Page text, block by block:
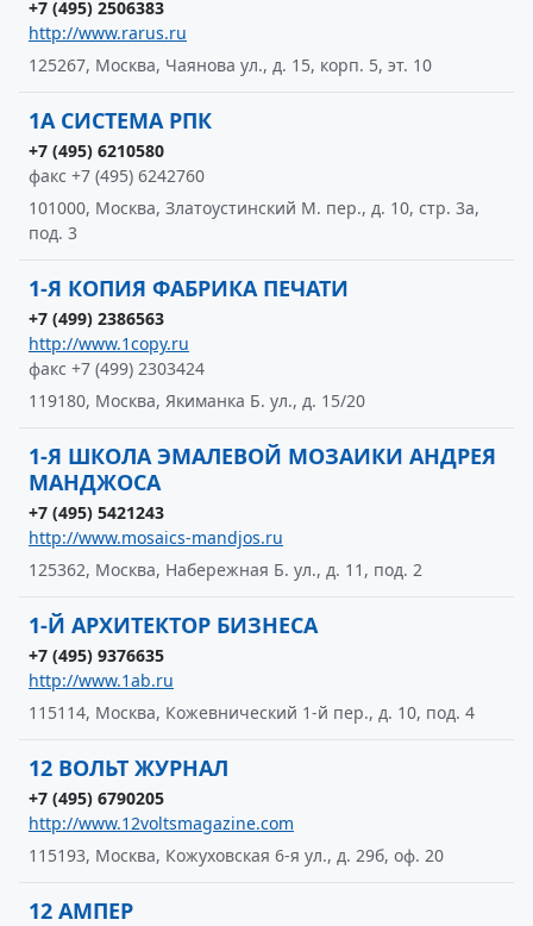
+7 (495) 2506383
http://www.rarus.ru
125267, Москва, Чаянова ул., д. 15, корп. 5, эт. 10
1А СИСТЕМА РПК
+7 (495) 6210580
факс +7 (495) 6242760
101000, Москва, Златоустинский М. пер., д. 10, стр. 3а,
под. 3
1-Я КОПИЯ ФАБРИКА ПЕЧАТИ
+7 (499) 2386563
http://www.1copy.ru
факс +7 (499) 2303424
119180, Москва, Якиманка Б. ул., д. 15/20
1-Я ШКОЛА ЭМАЛЕВОЙ МОЗАИКИ АНДРЕЯ
МАНДЖОСА
+7 (495) 5421243
http://www.mosaics-mandjos.ru
125362, Москва, Набережная Б. ул., д. 11, под. 2
1-Й АРХИТЕКТОР БИЗНЕСА
+7 (495) 9376635
http://www.1ab.ru
115114, Москва, Кожевнический 1-й пер., д. 10, под. 4
12 ВОЛЬТ ЖУРНАЛ
+7 (495) 6790205
http://www.12voltsmagazine.com
115193, Москва, Кожуховская 6-я ул., д. 29б, оф. 20
12 АМПЕР